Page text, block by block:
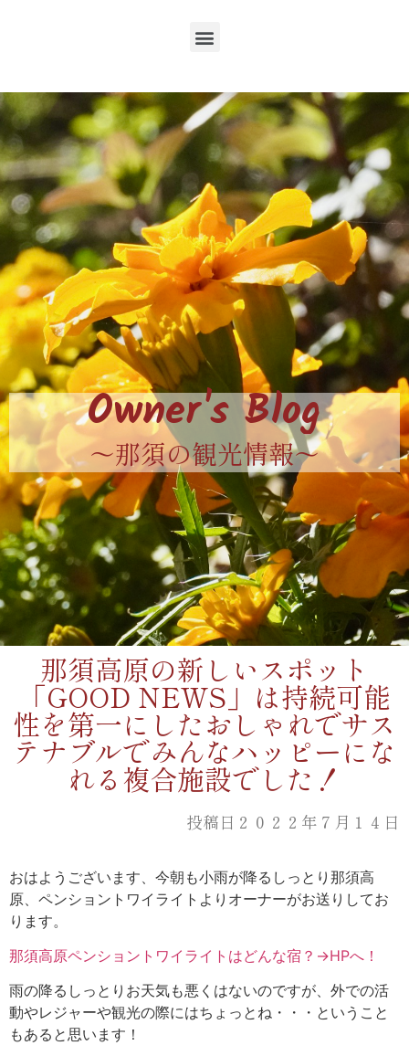
Owner's Blog
〜那須の観光情報〜
那須高原の新しいスポット
「GOOD NEWS」は持続可能
性を第一にしたおしゃれでサス
テナブルでみんなハッピーにな
れる複合施設でした！
投稿日２０２２年７月１４日
おはようございます、今朝も小雨が降るしっとり那須高
原、ペンショントワイライトよりオーナーがお送りしてお
ります。
那須高原ペンショントワイライトはどんな宿？→HPへ！
雨の降るしっとりお天気も悪くはないのですが、外での活
動やレジャーや観光の際にはちょっとね・・・ということ
もあると思います！